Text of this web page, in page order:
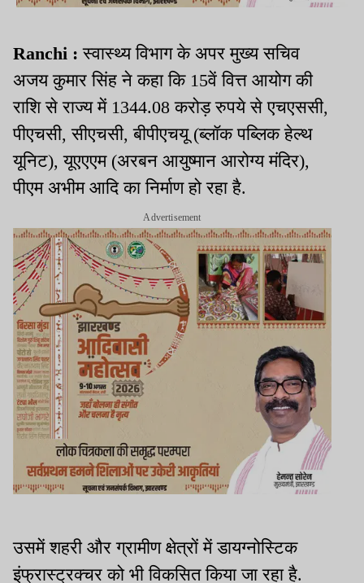
Ranchi :स्वास्थ्य विभाग के अपर मुख्य सचिव
अजय कुमार सिंह ने कहा कि 15वें वित्त आयोग की
राशि से राज्य में 1344.08 करोड़ रुपये से एचएससी,
पीएचसी, सीएचसी, बीपीएचयू (ब्लॉक पब्लिक हेल्थ
यूनिट), यूएएएम (अरबन आयुष्मान आरोग्य मंदिर),
पीएम अभीम आदि का निर्माण हो रहा है.
Advertisement
उसमें शहरी और ग्रामीण क्षेत्रों में डायग्नोस्टिक
इंफ्रास्ट्रक्चर को भी विकसित किया जा रहा है.